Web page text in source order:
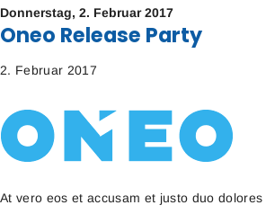
Donnerstag, 2. Februar 2017
Oneo Release Party
2. Februar 2017
At vero eos et accusam et justo duo